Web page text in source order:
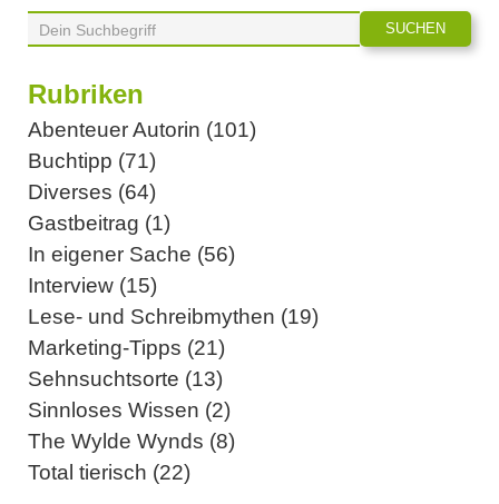
Rubriken
Abenteuer Autorin (101)
Buchtipp (71)
Diverses (64)
Gastbeitrag (1)
In eigener Sache (56)
Interview (15)
Lese- und Schreibmythen (19)
Marketing-Tipps (21)
Sehnsuchtsorte (13)
Sinnloses Wissen (2)
The Wylde Wynds (8)
Total tierisch (22)